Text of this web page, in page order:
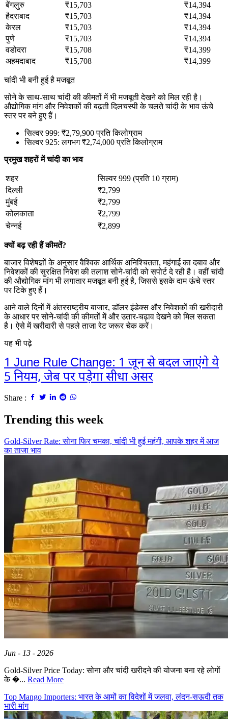
बेंगलुरु
₹15,703
₹14,394
हैदराबाद
₹15,703
₹14,394
केरल
₹15,703
₹14,394
पुणे
₹15,703
₹14,394
वडोदरा
₹15,708
₹14,399
अहमदाबाद
₹15,708 ₹14,399
चांदी भी बनी हुई है मजबूत
सोने के साथ-साथ चांदी की कीमतों में भी मजबूती देखने को मिल रही है।
औद्योगिक मांग और निवेशकों की बढ़ती दिलचस्पी के चलते चांदी के भाव ऊंचे
स्तर पर बने हुए हैं।
सिल्वर 999: ₹2,79,900 प्रति किलोग्राम
सिल्वर 925: लगभग ₹2,74,000 प्रति किलोग्राम
प्रमुख शहरों में चांदी का भाव
शहर
सिल्वर 999 (प्रति 10 ग्राम)
दिल्ली
₹2,799
मुंबई
₹2,799
कोलकाता
₹2,799
चेन्नई
₹2,899
क्यों बढ़ रही हैं कीमतें?
बाजार विशेषज्ञों के अनुसार वैश्विक आर्थिक अनिश्चितता, महंगाई का दबाव और
निवेशकों की सुरक्षित निवेश की तलाश सोने-चांदी को सपोर्ट दे रही है। वहीं चांदी
की औद्योगिक मांग भी लगातार मजबूत बनी हुई है, जिससे इसके दाम ऊंचे स्तर
पर टिके हुए हैं।
आने वाले दिनों में अंतरराष्ट्रीय बाजार, डॉलर इंडेक्स और निवेशकों की खरीदारी
के आधार पर सोने-चांदी की कीमतों में और उतार-चढ़ाव देखने को मिल सकता
है। ऐसे में खरीदारी से पहले ताजा रेट जरूर चेक करें।
यह भी पढ़े
1 June Rule Change: 1 जून से बदल जाएंगे ये
5 नियम, जेब पर पड़ेगा सीधा असर
Share :
Trending this week
Gold-Silver Rate: सोना फिर चमका, चांदी भी हुई महंगी, आपके शहर में आज
का ताजा भाव
Jun - 13 - 2026
Gold-Silver Price Today: सोना और चांदी खरीदने की योजना बना रहे लोगों
के �... Read More
Top Mango Importers: भारत के आमों का विदेशों में जलवा, लंदन-सऊदी तक
भारी मांग